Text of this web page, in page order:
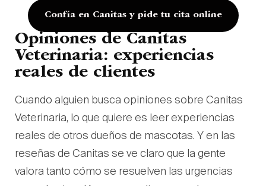
Confía en Canitas y pide tu cita online
Opiniones de Canitas
Veterinaria: experiencias
reales de clientes
Cuando alguien busca opiniones sobre Canitas
Veterinaria, lo que quiere es leer experiencias
reales de otros dueños de mascotas. Y en las
reseñas de Canitas se ve claro que la gente
valora tanto cómo se resuelven las urgencias